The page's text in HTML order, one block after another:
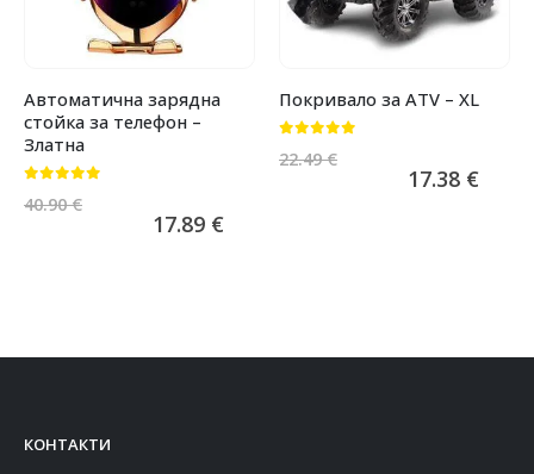
Автоматична зарядна
стойка за телефон –
Златна
40.90€
17.89 €
Покривало за ATV – XL
22.49€
17.38 €
КОНТАКТИ